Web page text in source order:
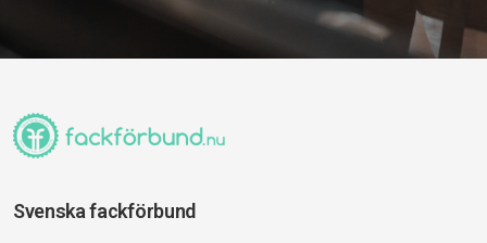
Svenska fackförbund